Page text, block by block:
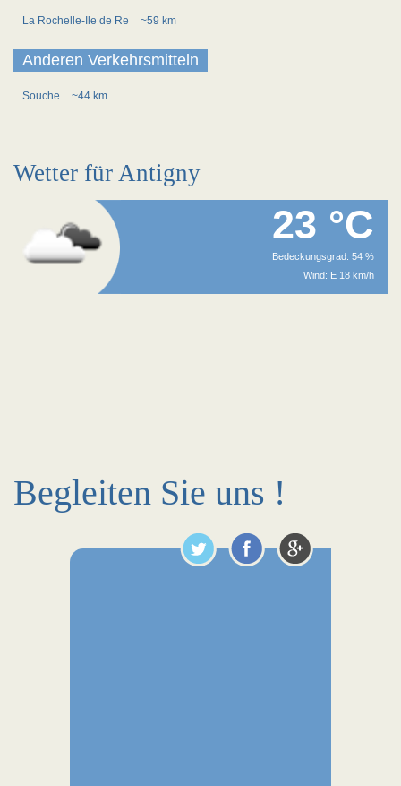
La Rochelle-Ile de Re ~59 km
Anderen Verkehrsmitteln
Souche ~44 km
Wetter für Antigny
23 °C
Bedeckungsgrad: 54 %
Wind: E 18 km/h
Begleiten Sie uns !